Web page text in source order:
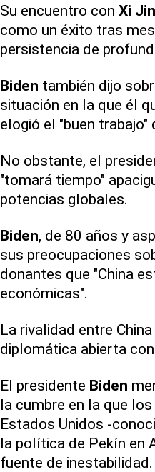
Su encuentro con Xi
como un éxito tras
persistencia de
Biden también dijo
situación en la que él
elogió el "buen trabajo"
No obstante, el
"tomará tiempo"
potencias globales.
Biden, de 80 años y
sus preocupaciones
donantes que "China
económicas".
La rivalidad entre
diplomática abierta
El presidente Biden
la cumbre en la que
Estados Unidos -
la política de Pekín en
fuente de inestabilidad.